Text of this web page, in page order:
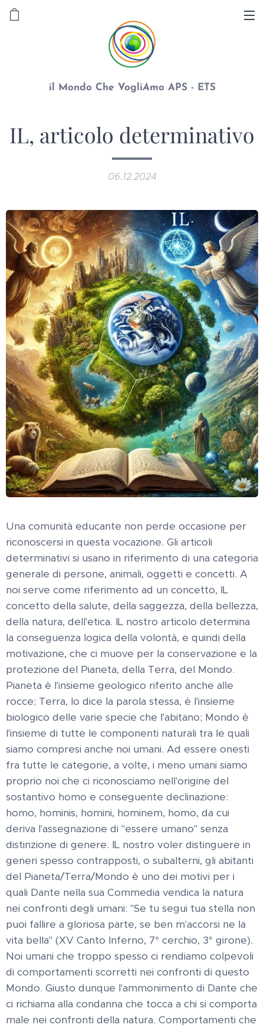
il Mondo Che VogliAmo APS - ETS
IL, articolo determinativo
06.12.2024
Una comunità educante non perde occasione per
riconoscersi in questa vocazione. Gli articoli
determinativi si usano in riferimento di una categoria
generale di persone, animali, oggetti e concetti. A
noi serve come riferimento ad un concetto, IL
concetto della salute, della saggezza, della bellezza,
della natura, dell'etica. IL nostro articolo determina
la conseguenza logica della volontà, e quindi della
motivazione, che ci muove per la conservazione e la
protezione del Pianeta, della Terra, del Mondo.
Pianeta è l'insieme geologico riferito anche alle
rocce; Terra, lo dice la parola stessa, è l'insieme
biologico delle varie specie che l'abitano; Mondo è
l'insieme di tutte le componenti naturali tra le quali
siamo compresi anche noi umani. Ad essere onesti
fra tutte le categorie, a volte, i meno umani siamo
proprio noi che ci riconosciamo nell'origine del
sostantivo homo e conseguente declinazione:
homo, hominis, homini, hominem, homo, da cui
deriva l'assegnazione di "essere umano" senza
distinzione di genere. IL nostro voler distinguere in
generi spesso contrapposti, o subalterni, gli abitanti
del Pianeta/Terra/Mondo è uno dei motivi per i
quali Dante nella sua Commedia vendica la natura
nei confronti degli umani: "Se tu segui tua stella non
puoi fallire a gloriosa parte, se ben m'accorsi ne la
vita bella" (XV Canto Inferno, 7° cerchio, 3° girone).
Noi umani che troppo spesso ci rendiamo colpevoli
di comportamenti scorretti nei confronti di questo
Mondo. Giusto dunque l'ammonimento di Dante che
ci richiama alla condanna che tocca a chi si comporta
male nei confronti della natura. Comportamenti che